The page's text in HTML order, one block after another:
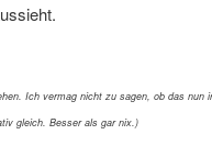
Ich vermag nicht zu sagen, ob das nun
gleich. Besser als gar nix.)